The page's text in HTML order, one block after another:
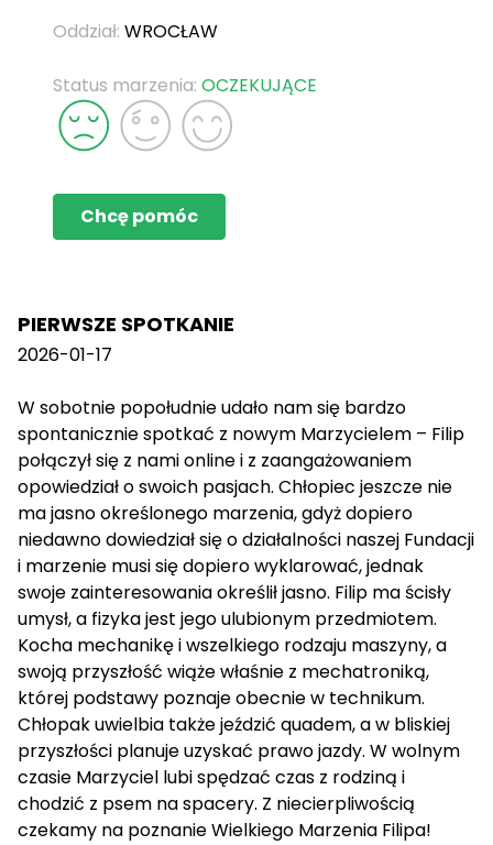
Oddział: WROCŁAW
Status marzenia: OCZEKUJĄCE
Chcę pomóc
PIERWSZE SPOTKANIE
2026-01-17
W sobotnie popołudnie udało nam się bardzo
spontanicznie spotkać z nowym Marzycielem – Filip
połączył się z nami online i z zaangażowaniem
opowiedział o swoich pasjach. Chłopiec jeszcze nie
ma jasno określonego marzenia, gdyż dopiero
niedawno dowiedział się o działalności naszej Fundacji
i marzenie musi się dopiero wyklarować, jednak
swoje zainteresowania określił jasno. Filip ma ścisły
umysł, a fizyka jest jego ulubionym przedmiotem.
Kocha mechanikę i wszelkiego rodzaju maszyny, a
swoją przyszłość wiąże właśnie z mechatroniką,
której podstawy poznaje obecnie w technikum.
Chłopak uwielbia także jeździć quadem, a w bliskiej
przyszłości planuje uzyskać prawo jazdy. W wolnym
czasie Marzyciel lubi spędzać czas z rodziną i
chodzić z psem na spacery. Z niecierpliwością
czekamy na poznanie Wielkiego Marzenia Filipa!